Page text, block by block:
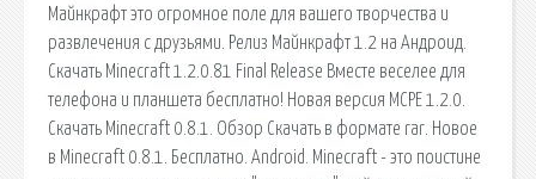
Майнкрафт это огромное поле для вашего творчества и
развлечения с друзьями. Релиз Майнкрафт 1.2 на Андроид.
Скачать Minecraft 1.2.0.81 Final Release Вместе веселее для
телефона и планшета бесплатно! Новая версия MCPE 1.2.0.
Скачать Minecraft 0.8.1. Обзор Скачать в формате rar. Новое
в Minecraft 0.8.1. Бесплатно. Android. Minecraft - это поистине